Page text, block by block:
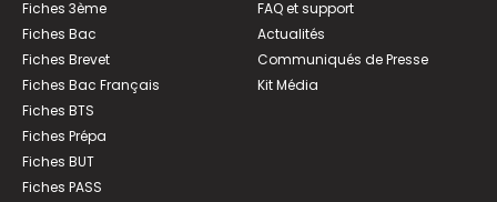
Fiches 3ème
Fiches Bac
Fiches Brevet
Fiches Bac Français
Fiches BTS
Fiches Prépa
Fiches BUT
Fiches PASS
FAQ et support
Actualités
Communiqués de Presse
Kit Média